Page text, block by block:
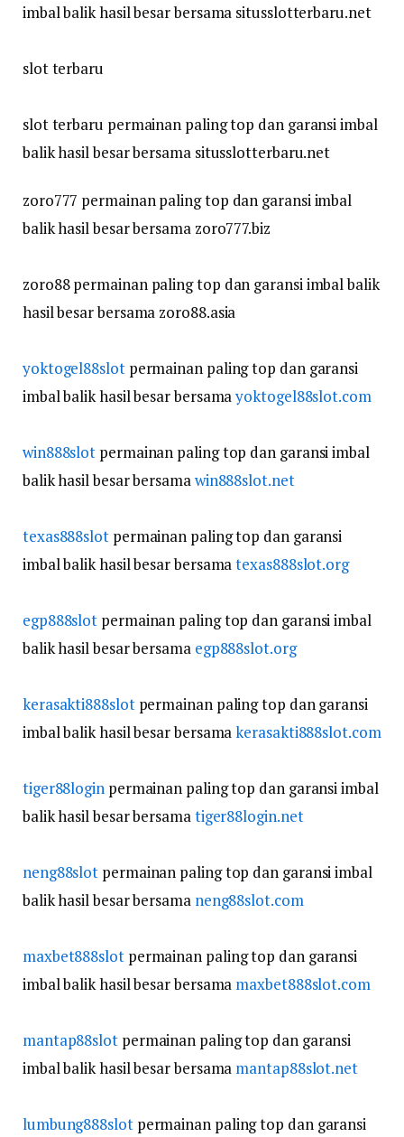
imbal balik hasil besar bersama situsslotterbaru.net
slot terbaru
slot terbaru permainan paling top dan garansi imbal
balik hasil besar bersama situsslotterbaru.net
zoro777 permainan paling top dan garansi imbal
balik hasil besar bersama zoro777.biz
zoro88 permainan paling top dan garansi imbal balik
hasil besar bersama zoro88.asia
yoktogel88slotpermainan paling top dan garansi
imbal balik hasil besar bersamayoktogel88slot.com
win888slot permainan paling top dan garansi imbal
balik hasil besar bersamawin888slot.net
texas888slotpermainan paling top dan garansi
imbal balik hasil besar bersamatexas888slot.org
egp888slot permainan paling top dan garansi imbal
balik hasil besar bersama egp888slot.org
kerasakti888slotpermainan paling top dan garansi
imbal balik hasil besar bersamakerasakti888slot.com
tiger88loginpermainan paling top dan garansi imbal
balik hasil besar bersamatiger88login.net
neng88slot permainan paling top dan garansi imbal
balik hasil besar bersama neng88slot.com
maxbet888slotpermainan paling top dan garansi
imbal balik hasil besar bersama maxbet888slot.com
mantap88slotpermainan paling top dan garansi
imbal balik hasil besar bersama mantap88slot.net
lumbung888slotpermainan paling top dan garansi